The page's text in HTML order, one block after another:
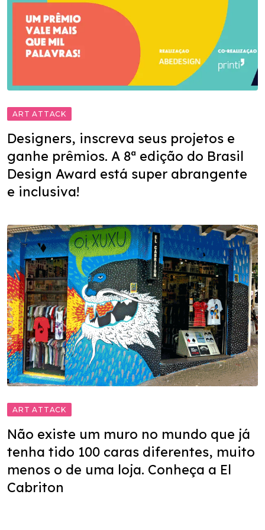
ART ATTACK
Designers, inscreva seus projetos e
ganhe prêmios. A 8ª edição do Brasil
Design Award está super abrangente
e inclusiva!
ART ATTACK
Não existe um muro no mundo que já
tenha tido 100 caras diferentes, muito
menos o de uma loja. Conheça a El
Cabriton